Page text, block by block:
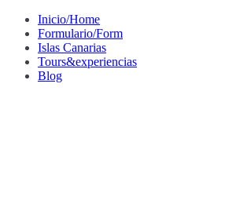
Saltar
contenido
Inicio/Home
Formulario/Form
Islas Canarias
Tours&experiencias
Blog